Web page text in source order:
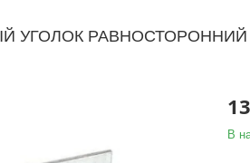
УГОЛОК РАВНОСТОРОННИЙ
В